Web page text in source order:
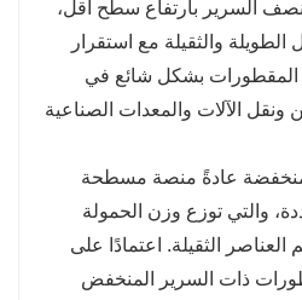
نصف السرير بارتفاع سطح أقل،
والثقيلة مع استقرار
بشكل شائع في
ونقل الآلات والمعدات الصناعية
عادةً منصة مسطحة
والتي توزع وزن الحمولة
العناصر الثقيلة. اعتمادًا على
ذات السرير المنخفض